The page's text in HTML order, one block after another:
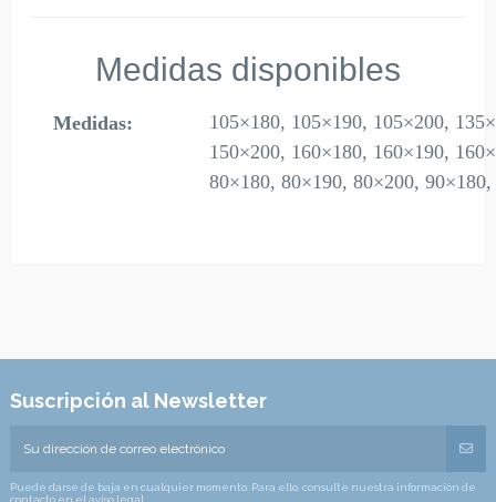
Medidas disponibles
Medidas:
105×180, 105×190, 105×200,
150×200, 160×180, 160×190,
80×180, 80×190, 80×200,
Suscripción al Newsletter
Puede darse de baja en cualquier momento. Para ello, consulte nuestra información de